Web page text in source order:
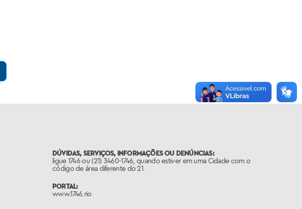
DÚVIDAS, SERVIÇOS, INFORMAÇÕES OU DENÚNCIAS:
ligue 1746 ou (21) 3460-1746, quando estiver em uma Cidade com o
código de área diferente do 21.
PORTAL:
www.1746.rio